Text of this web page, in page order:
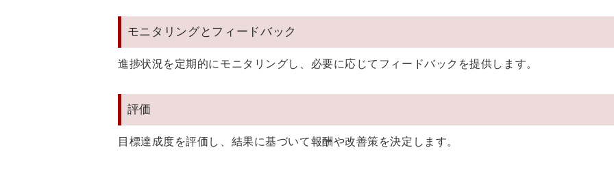
モニタリングとフィードバック
進捗状況を定期的にモニタリングし、必要に応じてフィードバックを提供します。
評価
目標達成度を評価し、結果に基づいて報酬や改善策を決定します。